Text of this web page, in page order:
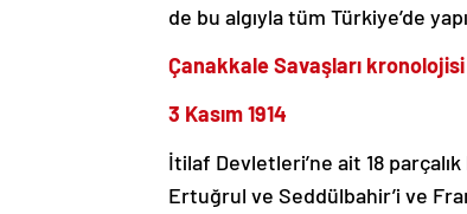
de bu algıyla tüm Türkiye’de
Çanakkale Savaşları kronolojisi
3 Kasım 1914
İtilaf Devletleri’ne ait 18
Ertuğrul ve Seddülbahir’i ve